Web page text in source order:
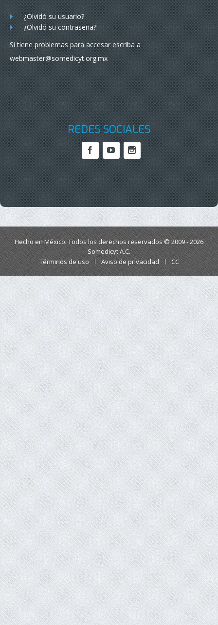
¿Olvidó su usuario?
¿Olvidó su contraseña?
Si tiene problemas para accesar escriba a
webmaster@somedicyt.org.mx
REDES SOCIALES
Hecho en México. Todos los derechos reservados © 2009 - 2026
Somedicyt A.C.
Términos de uso
Aviso de privacidad CC